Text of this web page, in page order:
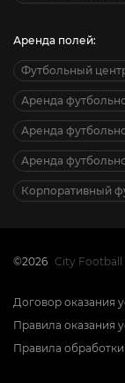
Аренда полей:
Футбольный
Аренда
Аренда
Аренда
Корпоративный
©2026 City Football
Договор оказания
Правила оказания
Правила